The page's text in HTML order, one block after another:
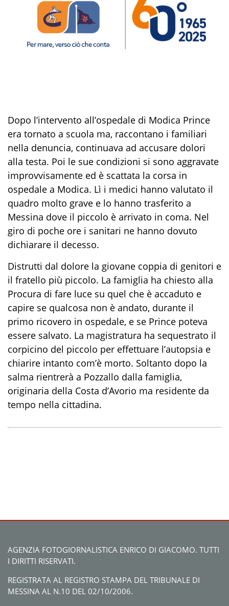
Dopo l’intervento all’ospedale di Modica Prince
era tornato a scuola ma, raccontano i familiari
nella denuncia, continuava ad accusare dolori
alla testa. Poi le sue condizioni si sono aggravate
improvvisamente ed è scattata la corsa in
ospedale a Modica. Lì i medici hanno valutato il
quadro molto grave e lo hanno trasferito a
Messina dove il piccolo è arrivato in coma. Nel
giro di poche ore i sanitari ne hanno dovuto
dichiarare il decesso.
Distrutti dal dolore la giovane coppia di genitori e
il fratello più piccolo. La famiglia ha chiesto alla
Procura di fare luce su quel che è accaduto e
capire se qualcosa non è andato, durante il
primo ricovero in ospedale, e se Prince poteva
essere salvato. La magistratura ha sequestrato il
corpicino del piccolo per effettuare l’autopsia e
chiarire intanto com’è morto. Soltanto dopo la
salma rientrerà a Pozzallo dalla famiglia,
originaria della Costa d’Avorio ma residente da
tempo nella cittadina.
AGENZIA FOTOGIORNALISTICA ENRICO DI GIACOMO. TUTTI
I DIRITTI RISERVATI.
REGISTRATA AL REGISTRO STAMPA DEL TRIBUNALE DI
MESSINA AL N.10 DEL 02/10/2006.